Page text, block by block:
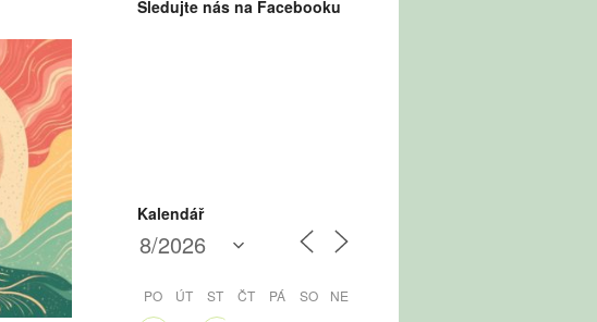
Sledujte nás na Facebooku
Kalendář
PO ÚT ST ČT PÁ SO NE